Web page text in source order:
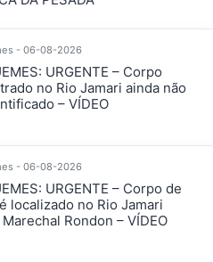
- 06-08-2026
URGENTE – Corpo
no Rio Jamari ainda não
– VÍDEO
- 06-08-2026
URGENTE – Corpo de
localizado no Rio Jamari
Rondon – VÍDEO